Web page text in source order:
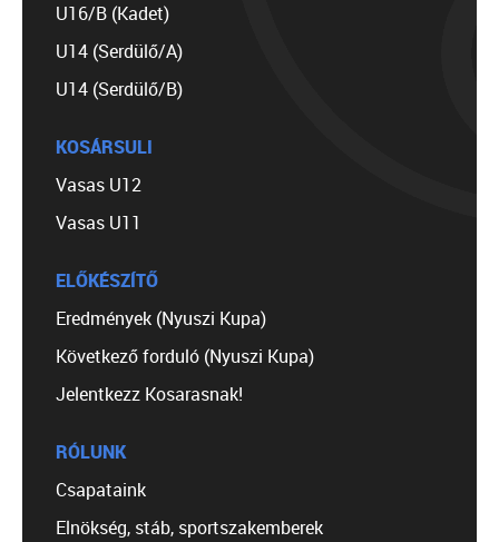
U16/B (Kadet)
U14 (Serdülő/A)
U14 (Serdülő/B)
KOSÁRSULI
Vasas U12
Vasas U11
ELŐKÉSZÍTŐ
Eredmények (Nyuszi Kupa)
Következő forduló (Nyuszi Kupa)
Jelentkezz Kosarasnak!
RÓLUNK
Csapataink
Elnökség, stáb, sportszakemberek